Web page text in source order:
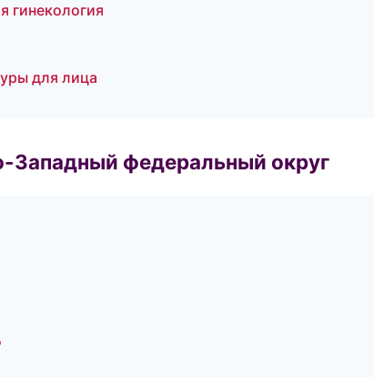
гинекология
для лица
Западный федеральный округ